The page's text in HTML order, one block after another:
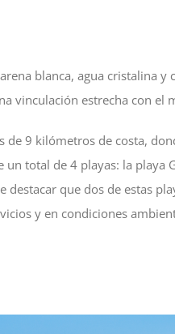
blanca, agua cristalina y
vinculación estrecha con el
de 9 kilómetros de costa,
total de 4 playas: la playa
destacar que dos de estas
y en condiciones